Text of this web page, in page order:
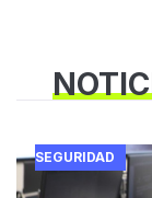
SEGURIDAD